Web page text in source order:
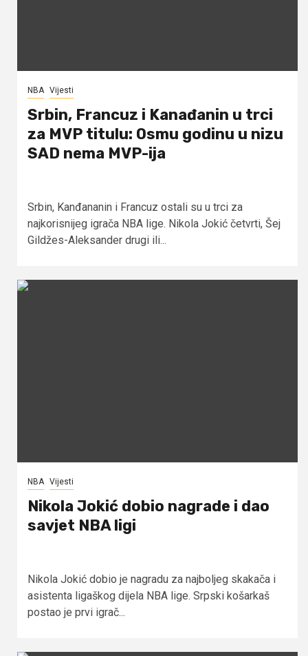
NBA Vijesti
Srbin, Francuz i Kanađanin u trci
za MVP titulu: Osmu godinu u nizu
SAD nema MVP-ija
Srbin, Kanđananin i Francuz ostali su u trci za
najkorisnijeg igrača NBA lige. Nikola Jokić četvrti, Šej
Gildžes-Aleksander drugi ili...
NBA Vijesti
Nikola Jokić dobio nagrade i dao
savjet NBA ligi
Nikola Jokić dobio je nagradu za najboljeg skakača i
asistenta ligaškog dijela NBA lige. Srpski košarkaš
postao je prvi igrač...